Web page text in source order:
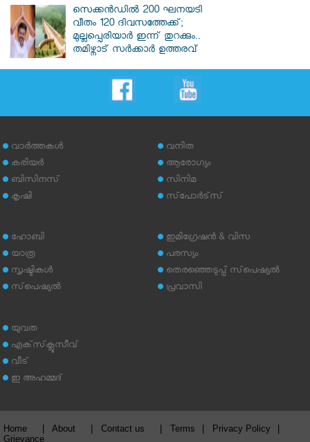
സെക്കൻഡിൽ 200 ഘനയടി
വീതം 120 ദിവസത്തേക്ക്;
മുല്ലപ്പെരിയാർ ഇന്ന് തുറക്കും..
തമിഴ്നാട് സർക്കാർ ഉത്തരവ്
വാര്‍ത്തകള്‍
കരിയര്‍
ബിസിനസ്
കൃഷി
വനിത
ആരോഗ്യം
സിനിമ
സ്‌പോര്‍ട്‌സ്
ഹോബി
യാത്ര
സൃഷ്ടികള്‍
സ്‌പെഷ്യല്‍
ഇമിഗ്രേഷന്‍ & വിസ
പരസ്യം
തെരഞ്ഞെടുപ്പ് സ്‌പെഷ്യല്‍
പ്രവാസി
യുവത
എക്‌സ്‌ക്ലൂസീവ്
വീട്
ഇ അഹമ്മദ്‌
Home About Contact us Terms Privacy Policy
Grievance